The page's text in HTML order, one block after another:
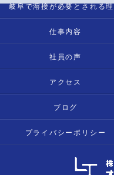
岐阜で溶接が必要とされる
仕事内容
社員の声
アクセス
ブログ
プライバシーポリシー